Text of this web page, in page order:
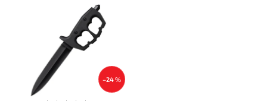
–24 %